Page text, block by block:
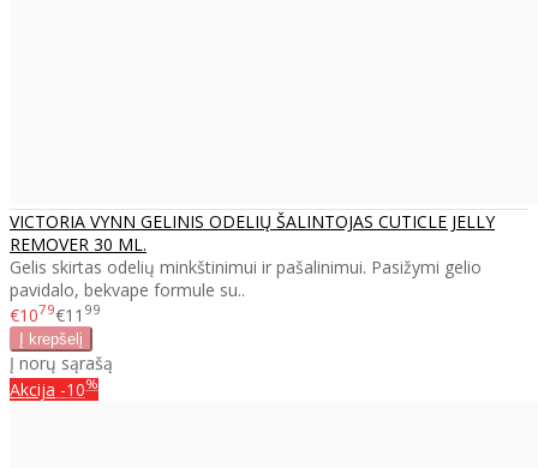
VICTORIA VYNN GELINIS ODELIŲ ŠALINTOJAS CUTICLE JELLY
REMOVER 30 ML.
Gelis skirtas odelių minkštinimui ir pašalinimui. Pasižymi gelio
pavidalo, bekvape formule su..
€1079€11 99
Į norų sąrašą
Akcija -10%